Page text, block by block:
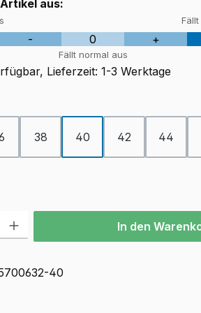
aus:
- 0 +
Fällt normal aus
Lieferzeit: 1-3 Werktage
38 40 42 44
ist zurzeit nicht verfügbar.)
Gib den gewünschten Wert ein oder
In den
40